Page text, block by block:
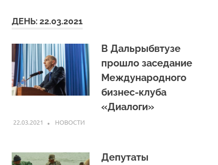
ДЕНЬ:22.03.2021
В Дальрыбвтузе
прошло заседание
Международного
бизнес-клуба
«Диалоги»
22.03.2021 ARPP
НОВОСТИ
Депутаты